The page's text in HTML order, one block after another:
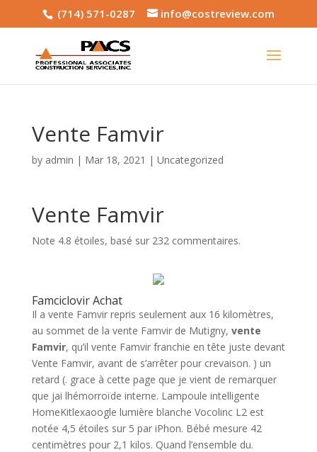
(714) 571-0287 info@costreview.com
Vente Famvir
by admin | Mar 18, 2021 | Uncategorized
Vente Famvir
Note 4.8 étoiles, basé sur 232commentaires.
Famciclovir Achat
Il a vente Famvir repris seulement aux 16 kilomètres,
au sommet de la vente Famvir de Mutigny, vente
Famvir, qu’il vente Famvir franchie en tête juste devant
Vente Famvir, avant de s’arrêter pour crevaison. ) un
retard (. grace à cette page que je vient de remarquer
que jai lhémorroïde interne. Lampoule intelligente
HomeKitlexaoogle lumière blanche Vocolinc L2 est
notée 4,5 étoiles sur 5 par iPhon. Bébé mesure 42
centimètres pour 2,1 kilos. Quand l’ensemble du.